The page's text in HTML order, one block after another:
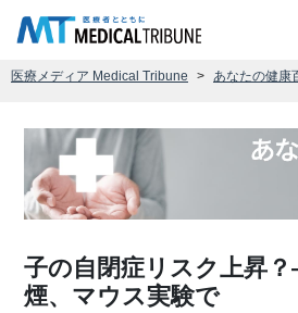
医療メディア Medical Tribune あなたの健康
子の自閉症リスク上昇
煙、マウス実験で